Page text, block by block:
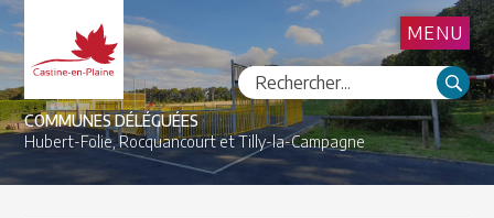
COMMUNES DÉLÉGUÉES
Hubert-Folie,Rocquancourt etTilly-la-Campagne
MENU